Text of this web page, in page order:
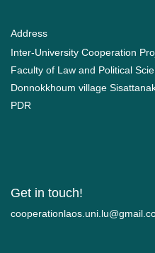
Address
Inter-University Cooperation
Faculty of Law and Political
Donnokkhoum village
PDR
Get in touch!